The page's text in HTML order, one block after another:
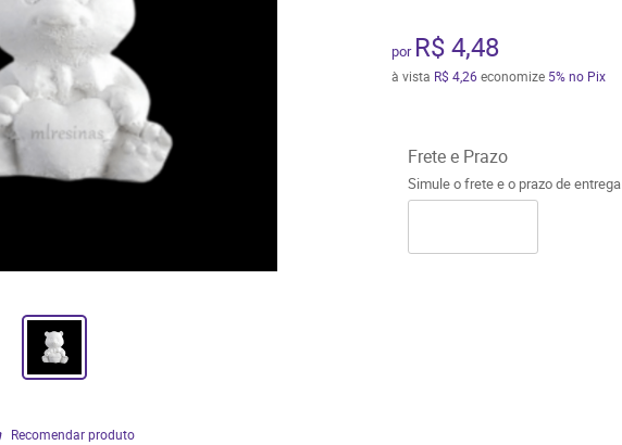
Recomendar produto
por R$ 4,48
à vista R$ 4,26 economize 5% no Pix
Frete e Prazo
Simule o frete e o prazo de